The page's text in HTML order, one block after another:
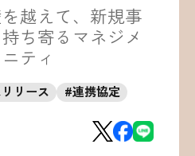
合わせ
越えて、新規事
ち寄るマネジメ
ティ
リース #連携協定